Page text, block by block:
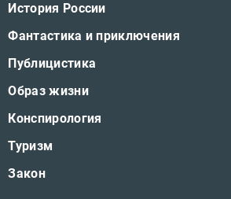
История России
Фантастика и приключения
Публицистика
Образ жизни
Конспирология
Туризм
Закон